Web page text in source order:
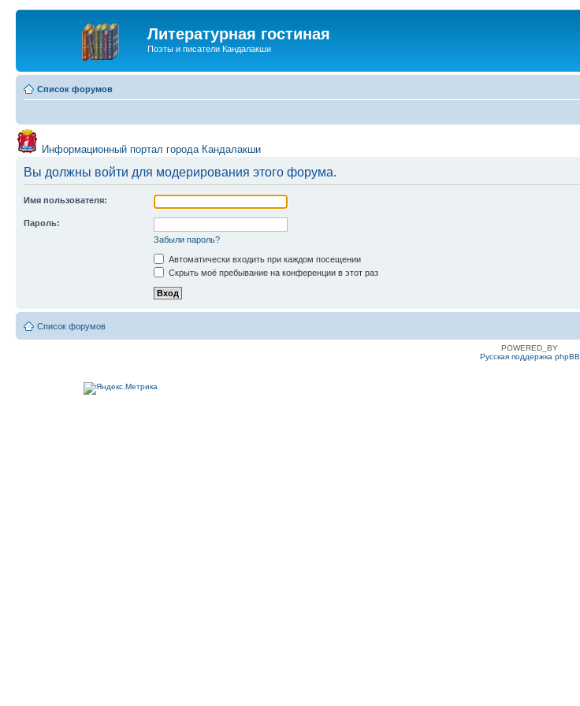
Литературная гостиная
Поэты и писатели Кандалакши
Список форумов
Информационный портал города Кандалакши
Вы должны войти для модерирования этого форума.
Имя пользователя:
Пароль:
Забыли пароль?
Автоматически входить при каждом посещении
Скрыть моё пребывание на конференции в этот раз
Список форумов
POWERED_BY
Русская поддержка phpBB